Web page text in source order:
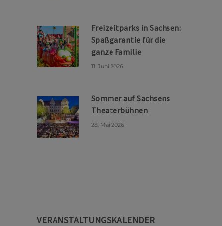
Freizeitparks in Sachsen:
Spaßgarantie für die
ganze Familie
11. Juni 2026
Sommer auf Sachsens
Theaterbühnen
28. Mai 2026
VERANSTALTUNGSKALENDER